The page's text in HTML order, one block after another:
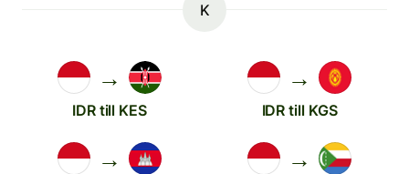
K
→
IDR till KES
→
IDR till KGS
→ →